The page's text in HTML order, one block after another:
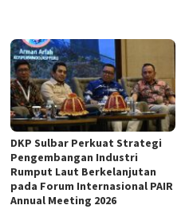
DKP Sulbar Perkuat Strategi
Pengembangan Industri
Rumput Laut Berkelanjutan
pada Forum Internasional PAIR
Annual Meeting 2026